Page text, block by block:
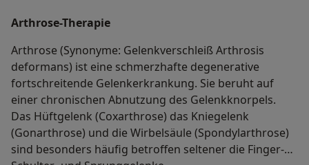
Arthrose-Therapie
Arthrose (Synonyme: Gelenkverschleiß Arthrosis
deformans) ist eine schmerzhafte degenerative
fortschreitende Gelenkerkrankung. Sie beruht auf
einer chronischen Abnutzung des Gelenkknorpels.
Das Hüftgelenk (Coxarthrose) das Kniegelenk
(Gonarthrose) und die Wirbelsäule (Spondylarthrose)
sind besonders häufig betroffen seltener die Finger-